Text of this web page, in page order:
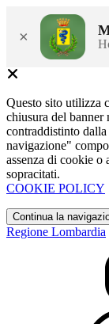
×
Questo sito utilizza
chiusura del banner
contraddistinto
navigazione"
assenza di cookie o
sopracitati.
COOKIE POLICY
Continua la
Regione Lombardia